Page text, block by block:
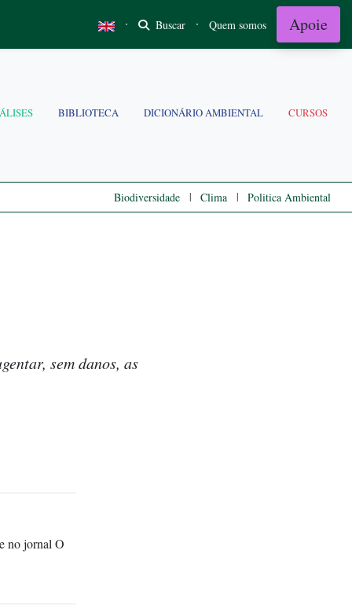
· Buscar · Quem somos Apoie
BIBLIOTECA DICIONÁRIO AMBIENTAL CURSOS
Biodiversidade | Clima | Politica Ambiental
sem danos, as
no jornal O